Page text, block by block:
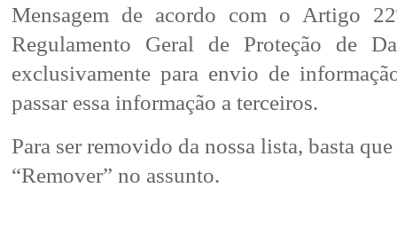
Mensagem de acordo com o Artigo
Regulamento Geral de Proteção de
exclusivamente para envio de
passar essa informação a terceiros.
Para ser removido da nossa lista, basta
“Remover” no assunto.